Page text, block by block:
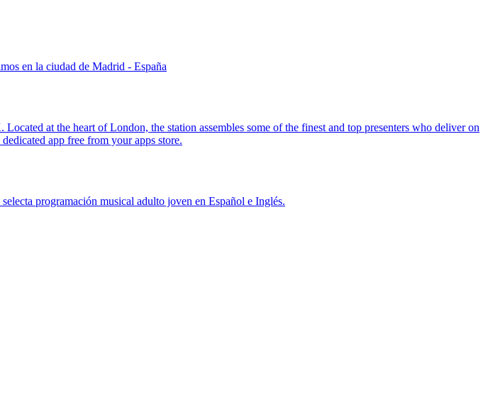
en la ciudad de Madrid - España
at the heart of London, the station assembles some of the finest and top presenters who deliver on
app free from your apps store.
programación musical adulto joven en Español e Inglés.